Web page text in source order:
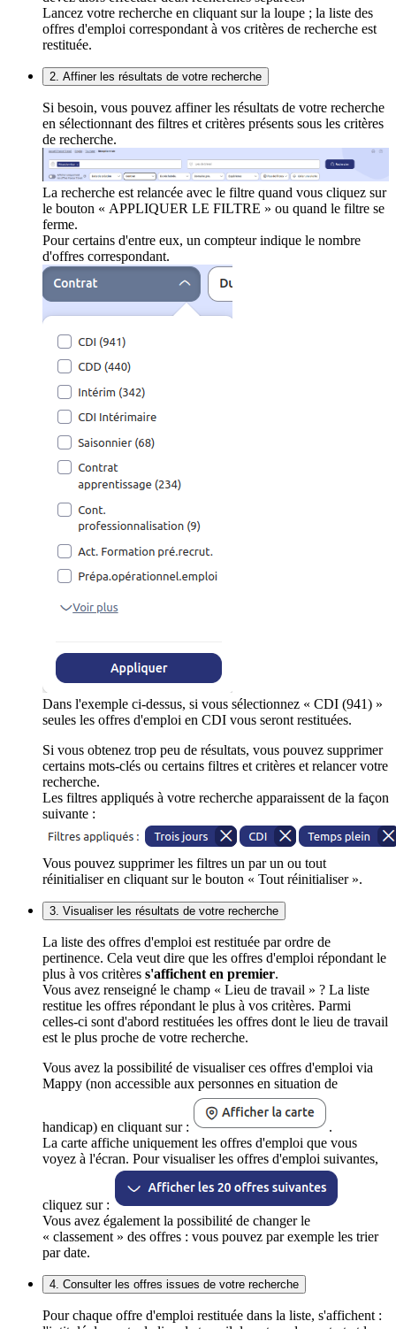
Lancez votre recherche en cliquant sur la loupe ; la liste des
offres d'emploi correspondant à vos critères de recherche est
restituée.
2. Affiner les résultats de votre recherche
Si besoin, vous pouvez affiner les résultats de votre recherche
en sélectionnant des filtres et critères présents sous les critères
de recherche.
La recherche est relancée avec le filtre quand vous cliquez sur
le bouton « APPLIQUER LE FILTRE » ou quand le filtre se
ferme.
Pour certains d'entre eux, un compteur indique le nombre
d'offres correspondant.
Dans l'exemple ci-dessus, si vous sélectionnez « CDI (941) »
seules les offres d'emploi en CDI vous seront restituées.
Si vous obtenez trop peu de résultats, vous pouvez supprimer
certains mots-clés ou certains filtres et critères et relancer votre
recherche.
Les filtres appliqués à votre recherche apparaissent de la façon
suivante :
Vous pouvez supprimer les filtres un par un ou tout
réinitialiser en cliquant sur le bouton « Tout réinitialiser ».
3. Visualiser les résultats de votre recherche
La liste des offres d'emploi est restituée par ordre de
pertinence. Cela veut dire que les offres d'emploi répondant le
plus à vos critères s'affichent en premier.
Vous avez renseigné le champ « Lieu de travail » ? La liste
restitue les offres répondant le plus à vos critères. Parmi
celles-ci sont d'abord restituées les offres dont le lieu de travail
est le plus proche de votre recherche.
Vous avez la possibilité de visualiser ces offres d'emploi via
Mappy (non accessible aux personnes en situation de
handicap) en cliquant sur :
.
La carte affiche uniquement les offres d'emploi que vous
voyez à l'écran. Pour visualiser les offres d'emploi suivantes,
cliquez sur :
Vous avez également la possibilité de changer le
« classement » des offres : vous pouvez par exemple les trier
par date.
4. Consulter les offres issues de votre recherche
Pour chaque offre d'emploi restituée dans la liste, s'affichent :